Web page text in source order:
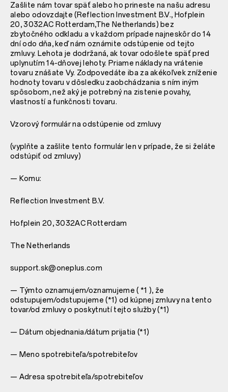
Zašlite nám tovar späť alebo ho prineste na našu adresu
alebo odovzdajte (Reflection Investment B.V., Hofplein
20, 3032AC Rotterdam,The Netherlands) bez
zbytočného odkladu a v každom prípade najneskôr do 14
dní odo dňa, keď nám oznámite odstúpenie od tejto
zmluvy. Lehota je dodržaná, ak tovar odošlete späť pred
uplynutím 14-dňovej lehoty. Priame náklady na vrátenie
tovaru znášate Vy. Zodpovedáte iba za akékoľvek zníženie
hodnoty tovaru v dôsledku zaobchádzania s ním iným
spôsobom, než aký je potrebný na zistenie povahy,
vlastností a funkčnosti tovaru.
Vzorový formulár na odstúpenie od zmluvy
(vyplňte a zašlite tento formulár len v prípade, že si želáte
odstúpiť od zmluvy)
— Komu:
Reflection Investment B.V.
Hofplein 20, 3032AC Rotterdam
The Netherlands
support.sk@oneplus.com
— Týmto oznamujem/oznamujeme ( *1 ), že
odstupujem/odstupujeme (*1) od kúpnej zmluvy na tento
tovar/od zmluvy o poskytnutí tejto služby (*1)
— Dátum objednania/dátum prijatia (*1)
— Meno spotrebiteľa/spotrebiteľov
— Adresa spotrebiteľa/spotrebiteľov